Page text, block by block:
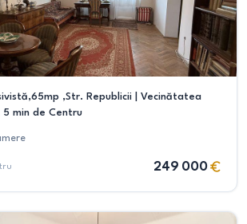
,Str. Republicii | Vecinătatea
min de Centru
249 000